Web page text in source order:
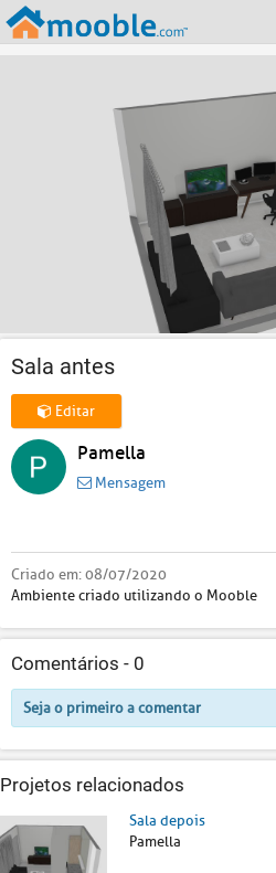
Sala antes
Editar
Pamella
Mensagem
Criado em:08/07/2020
Ambiente criado utilizando o Mooble
Comentários - 0
Seja o primeiro a comentar
Projetos relacionados
Sala depois
Pamella